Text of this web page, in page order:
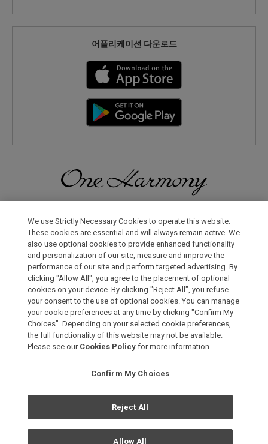
어플리케이션 다운로드
로 등록하시면 다양한 혜택을 누리실 수 있습니다.
회원 가입은 이곳으로
Copyright © Okura Nikko Hotel Management Co., Ltd. All
Rights Reserved.
개인정보 보호방침
사이트 운영정책
We use Strictly Necessary Cookies to operate this website.
These cookies are essential and will always remain active. We
also use optional cookies to provide enhanced functionality
and personalization of our site, measure and improve the
performance of our site and perform targeted advertising. By
clicking "Allow All", you agree to the placement of optional
cookies on your device. By clicking "Reject All", you refuse
your consent to the use of optional cookies. You can manage
your cookie preferences at any time by clicking "Confirm My
Choices". Depending on your selected cookie preferences,
the full functionality of this website may not be available.
Please see our Cookies Policy for more information.
Confirm My Choices
Reject All
Allow All